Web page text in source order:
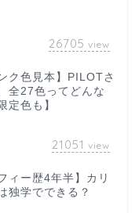
26705 view
ク色見本】PILOTさ
全27色ってどんな
定色も】
21051 view
ィー歴4年半】カリ
独学でできる？